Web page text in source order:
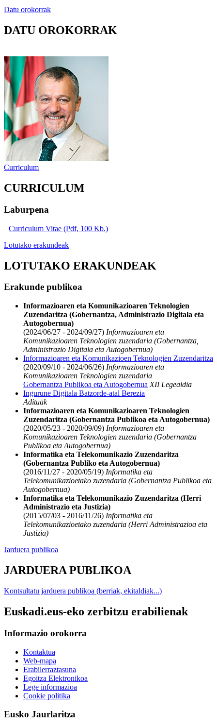
Datu orokorrak
DATU OROKORRAK
Curriculum
CURRICULUM
Laburpena
Curriculum Vitae (Pdf, 100 Kb.)
Lotutako erakundeak
LOTUTAKO ERAKUNDEAK
Erakunde publikoa
Informazioaren eta Komunikazioaren Teknologien
Zuzendaritza (Gobernantza, Administrazio Digitala eta
Autogobernua)
(2024/06/27 - 2024/09/27) Informazioaren eta
Komunikazioaren Teknologien zuzendaria (Gobernantza,
Administrazio Digitala eta Autogobernua)
Informazioaren eta Komunikazioen Teknologien Zuzendaritza
(2020/09/10 - 2024/06/26) Informazioaren eta
Komunikazioaren Teknologien zuzendaria
Gobernantza Publikoa eta Autogobernua XII Legealdia
Ingurune Digitala Batzorde-atal Berezia
Adituak
Informazioaren eta Komunikazioaren Teknologien
Zuzendaritza (Gobernantza Publikoa eta Autogobernua)
(2020/05/23 - 2020/09/09) Informazioaren eta
Komunikazioaren Teknologien zuzendaria (Gobernantza
Publikoa eta Autogobernua)
Informatika eta Telekomunikazio Zuzendaritza
(Gobernantza Publiko eta Autogobernua)
(2016/11/27 - 2020/05/19) Informatika eta
Telekomunikazioetako zuzendaria (Gobernantza Publikoa eta
Autogobernua)
Informatika eta Telekomunikazio Zuzendaritza (Herri
Administrazio eta Justizia)
(2015/07/03 - 2016/11/26) Informatika eta
Telekomunikazioetako zuzendaria (Herri Administrazioa eta
Justizia)
Jarduera publikoa
JARDUERA PUBLIKOA
Kontsultatu jarduera publikoa (berriak, ekitaldiak...)
Euskadi.eus-eko zerbitzu erabilienak
Informazio orokorra
Kontaktua
Web-mapa
Erabilerraztasuna
Egoitza Elektronikoa
Lege informazioa
Cookie politika
Eusko Jaurlaritza